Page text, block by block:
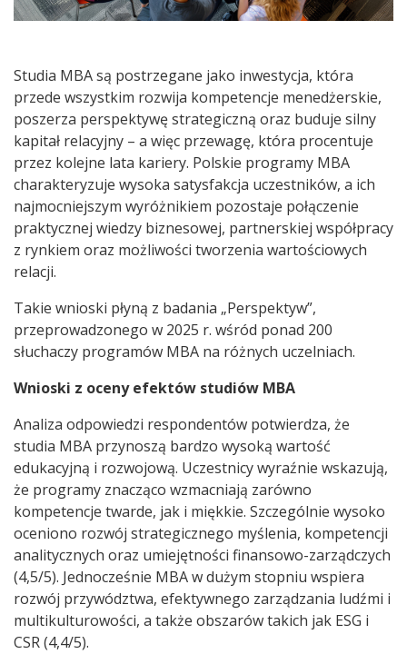
Studia MBA są postrzegane jako inwestycja, która
przede wszystkim rozwija kompetencje menedżerskie,
poszerza perspektywę strategiczną oraz buduje silny
kapitał relacyjny – a więc przewagę, która procentuje
przez kolejne lata kariery. Polskie programy MBA
charakteryzuje wysoka satysfakcja uczestników, a ich
najmocniejszym wyróżnikiem pozostaje połączenie
praktycznej wiedzy biznesowej, partnerskiej współpracy
z rynkiem oraz możliwości tworzenia wartościowych
relacji.
Takie wnioski płyną z badania „Perspektyw”,
przeprowadzonego w 2025 r. wśród ponad 200
słuchaczy programów MBA na różnych uczelniach.
Wnioski z oceny efektów studiów MBA
Analiza odpowiedzi respondentów potwierdza, że
studia MBA przynoszą bardzo wysoką wartość
edukacyjną i rozwojową. Uczestnicy wyraźnie wskazują,
że programy znacząco wzmacniają zarówno
kompetencje twarde, jak i miękkie. Szczególnie wysoko
oceniono rozwój strategicznego myślenia, kompetencji
analitycznych oraz umiejętności finansowo-zarządczych
(4,5/5). Jednocześnie MBA w dużym stopniu wspiera
rozwój przywództwa, efektywnego zarządzania ludźmi i
multikulturowości, a także obszarów takich jak ESG i
CSR (4,4/5).